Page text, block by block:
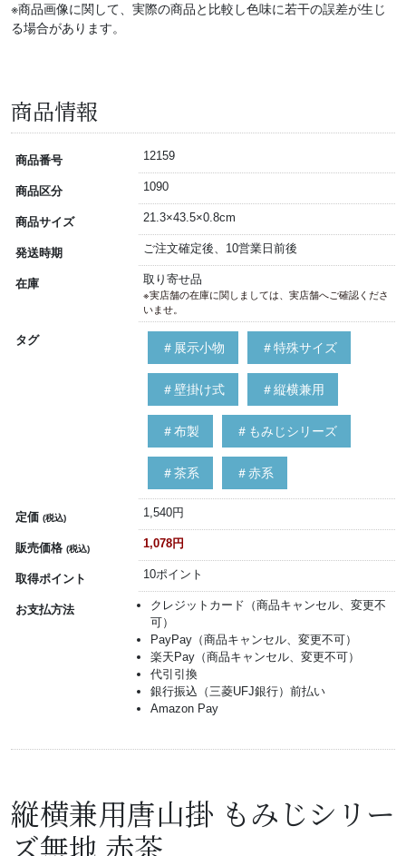
※商品画像に関して、実際の商品と比較し色味に若干の誤差が生じ
る場合があります。
商品情報
商品番号 12159
商品区分 1090
商品サイズ 21.3×43.5×0.8cm
発送時期 ご注文確定後、10営業日前後
在庫 取り寄せ品
※実店舗の在庫に関しましては、実店舗へご確認くださ
いませ。
タグ
＃展示小物 ＃特殊サイズ
＃壁掛け式 ＃縦横兼用
＃布製 ＃もみじシリーズ
＃茶系 ＃赤系
定価 (税込) 1,540円
販売価格 (税込) 1,078円
取得ポイント 10ポイント
お支払方法
クレジットカード（商品キャンセル、変更不
可）
PayPay（商品キャンセル、変更不可）
楽天Pay（商品キャンセル、変更不可）
代引引換
銀行振込（三菱UFJ銀行）前払い
Amazon Pay
縦横兼用唐山掛 もみじシリー
ズ無地 赤茶